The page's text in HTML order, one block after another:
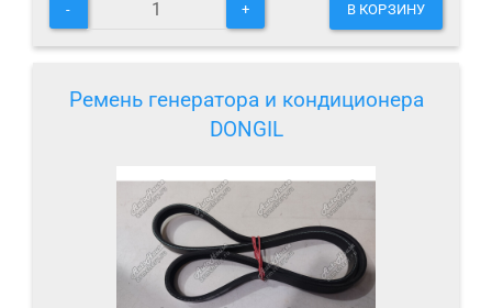
- + В КОРЗИНУ
Ремень генератора и кондиционера
DONGIL